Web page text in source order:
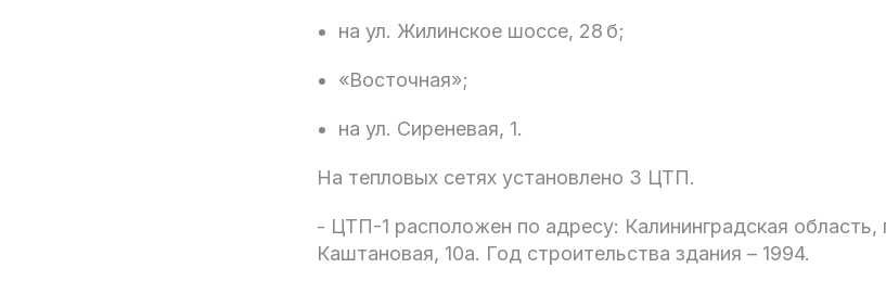
на ул. Жилинское шоссе, 28 б;
«Восточная»;
на ул. Сиреневая, 1.
На тепловых сетях установлено 3 ЦТП.
- ЦТП-1 расположен по адресу: Калининградская область,
Каштановая, 10а. Год строительства здания – 1994.